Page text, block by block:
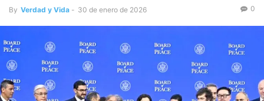
By Verdad y Vida - 30 de enero de 2026 0